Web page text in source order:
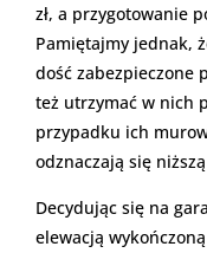
zł, a przygotowanie
Pamiętajmy jednak,
dość zabezpieczone
też utrzymać w nich
przypadku ich
odznaczają się
Decydując się na
elewacją